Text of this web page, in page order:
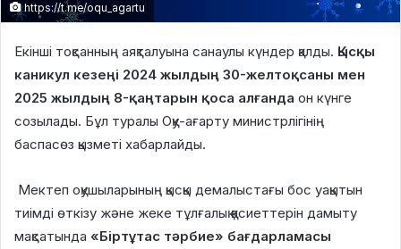
https://t.me/oqu_agartu
Екінші тоқсанның аяқталуына санаулы күндер қалды. Қысқы
каникул кезеңі 2024 жылдың 30-желтоқсаны мен
2025 жылдың 8-қаңтарын қоса алғанда он күнге
созылады. Бұл туралы Оқу-ағарту министрлігінің
баспасөз қызметі хабарлайды.
Мектеп оқушыларының қысқы демалыстағы бос уақытын
тиімді өткізу және жеке тұлғалық қасиеттерін дамыту
мақсатында «Біртұтас тәрбие» бағдарламасы